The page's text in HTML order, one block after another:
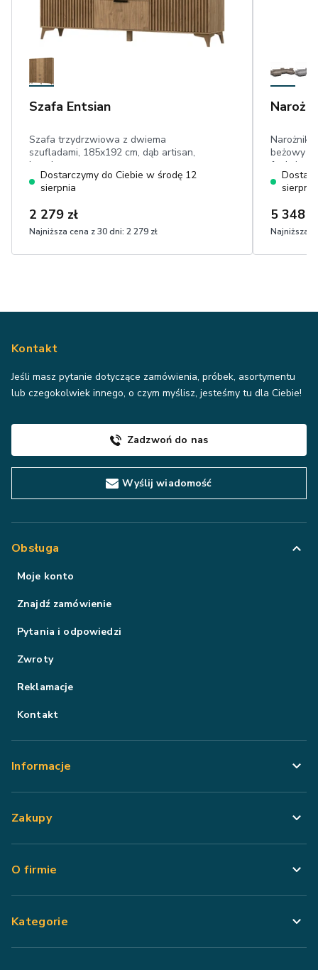
Szafa Entsian
Szafa trzydrzwiowa z dwiema
szufladami, 185x192 cm, dąb artisan,
lamele
Dostarczymy do Ciebie w środę 12
sierpnia
2 279 zł
Najniższa cena z 30 dni: 2 279 zł
Narożnik
beżowy –
funkcją
sierpnia
5 348
Najniższa
Kontakt
Jeśli masz pytanie dotyczące zamówienia, próbek, asortymentu
lub czegokolwiek innego, o czym myślisz, jesteśmy tu dla Ciebie!
Zadzwoń do nas
Wyślij wiadomość
Obsługa
Moje konto
Znajdź zamówienie
Pytania i odpowiedzi
Zwroty
Reklamacje
Kontakt
Informacje
Zakupy
O firmie
Kategorie